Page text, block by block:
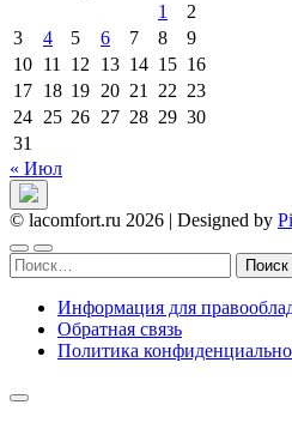
1
2
3
4 5 6 7 8
9
10 11 12 13 14 15 16
17 18 19 20 21 22 23
24 25 26 27 28 29 30
31
« Июл
© lacomfort.ru 2026 | Designed by
Найти:
Информация для
Обратная связь
Политика